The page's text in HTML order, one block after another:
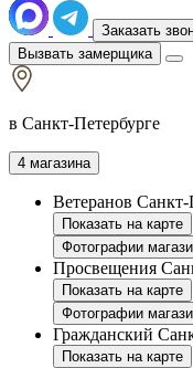
Заказать
Вызвать замерщика
в Санкт-Петербурге
4 магазина
Ветеранов Санкт-
Показать на карте
Фотографии
Просвещения
Показать на карте
Фотографии
Гражданский
Показать на карте